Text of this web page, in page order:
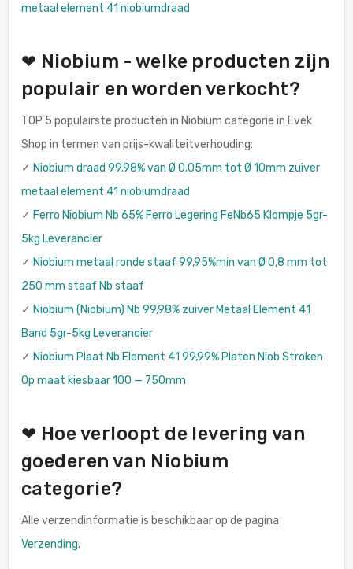
metaal element 41 niobiumdraad
❤ Niobium - welke producten zijn
populair en worden verkocht?
TOP 5 populairste producten in Niobium categorie in Evek
Shop in termen van prijs-kwaliteitverhouding:
✓ Niobium draad 99.98% van Ø 0.05mm tot Ø 10mm zuiver
metaal element 41 niobiumdraad
✓ Ferro Niobium Nb 65% Ferro Legering FeNb65 Klompje 5gr-
5kg Leverancier
✓ Niobium metaal ronde staaf 99,95%min van Ø 0,8 mm tot
250 mm staaf Nb staaf
✓ Niobium (Niobium) Nb 99,98% zuiver Metaal Element 41
Band 5gr-5kg Leverancier
✓ Niobium Plaat Nb Element 41 99,99% Platen Niob Stroken
Op maat kiesbaar 100 — 750mm
❤ Hoe verloopt de levering van
goederen van Niobium
categorie?
Alle verzendinformatie is beschikbaar op de pagina
Verzending.